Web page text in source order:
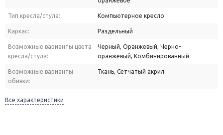
Тип кресла/стула: Компьютерное кресло
Каркас: Раздельный
Возможные варианты цвета
кресла/стула:
Черный, Оранжевый, Черно-
оранжевый, Комбинированный
Возможные варианты
обивки:
Ткань, Сетчатый акрил
Все характеристики